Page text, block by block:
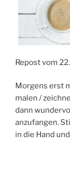
Repost vom
Morgens erst
malen /
dann
anzufangen.
in die Hand